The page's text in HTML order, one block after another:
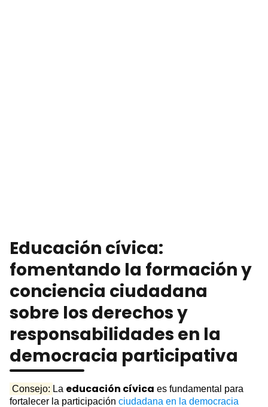
Educación cívica:
fomentando la formación y
conciencia ciudadana
sobre los derechos y
responsabilidades en la
democracia participativa
Consejo: La educación cívica es fundamental para
fortalecer la participación ciudadana en la democracia